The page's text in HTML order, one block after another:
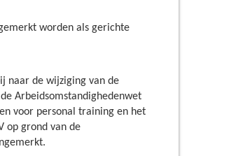
worden als gerichte
naar de wijziging van de
Arbeidsomstandighedenwet
voor personal training en het
op grond van de